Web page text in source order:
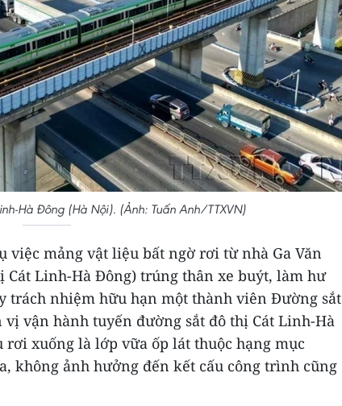
Hà Đông (Hà Nội). (Ảnh: Tuấn Anh/TTXVN)
việc mảng vật liệu bất ngờ rơi từ nhà Ga Văn
Cát Linh-Hà Đông) trúng thân xe buýt, làm hư
trách nhiệm hữu hạn một thành viên Đường sắt
vận hành tuyến đường sắt đô thị Cát Linh-Hà
xuống là lớp vữa ốp lát thuộc hạng mục
không ảnh hưởng đến kết cấu công trình cũng